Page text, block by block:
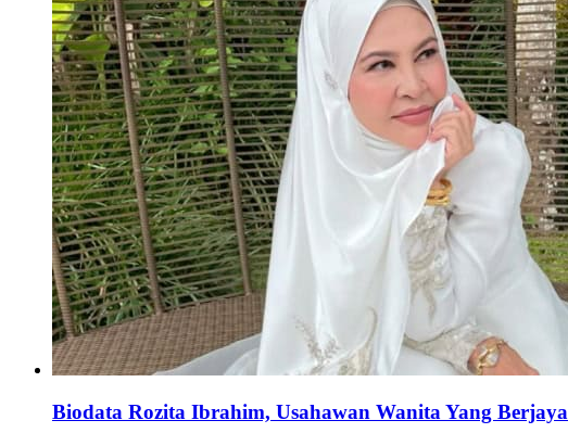
Biodata Rozita Ibrahim, Usahawan Wanita Yang Berjaya